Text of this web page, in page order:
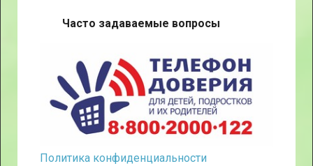
Часто задаваемые вопросы
Политика конфиденциальности